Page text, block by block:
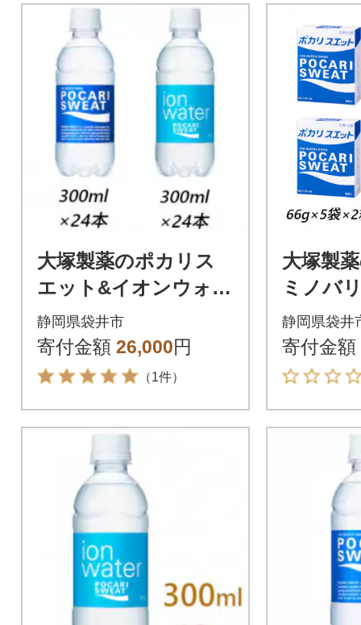
大塚製薬のポカリス
エット&イオンウォー
ター 300ml 2種 計
48本
静岡県袋井市
寄付金額 26,000円
（1件）
大塚製
ミノバ
ダー1L
ト 各
静岡県袋井
寄付金額